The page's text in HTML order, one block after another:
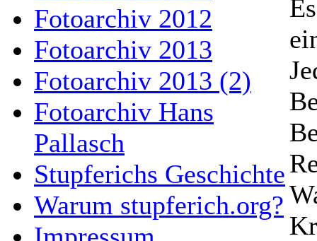
Fotoarchiv 2012
Fotoarchiv 2013
Fotoarchiv 2013 (2)
Fotoarchiv Hans
Pallasch
Stupferichs Geschichte
Warum stupferich.org?